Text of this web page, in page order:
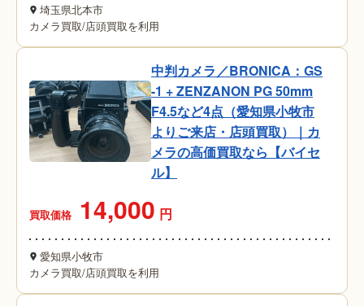
埼玉県北本市
カメラ買取/店頭買取を利用
中判カメラ／BRONICA：GS
-1 + ZENZANON PG 50mm
F4.5など4点（愛知県小牧市
よりご来店・店頭買取）｜カ
メラの高価買取なら【バイセ
ル】
買取価格 14,000 円
愛知県小牧市
カメラ買取/店頭買取を利用